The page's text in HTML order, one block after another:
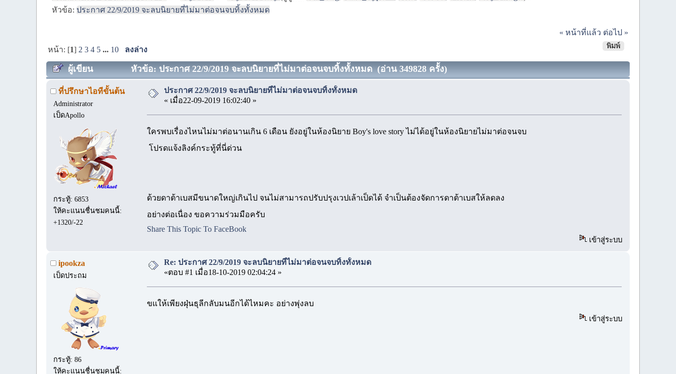
หัวข้อ:ประกาศ 22/9/2019 จะลบนิยายที่ไม่มาต่อจนจบทิ้งทั้งหมด
« หน้าที่แล้ว ต่อไป »
พิมพ์
หน้า: [1] 2 3 4 5 ... 10 ลงล่าง
ผู้เขียน หัวข้อ: ประกาศ 22/9/2019 จะลบนิยายที่ไม่มาต่อจนจบทิ้งทั้งหมด (อ่าน 349828 ครั้ง)
ที่ปรึกษาไอทีขั้นต้น
Administrator
เป็ดApollo
กระทู้: 6853
ให้คะแนนชื่นชมคนนี้:
+1320/-22
ประกาศ 22/9/2019 จะลบนิยายที่ไม่มาต่อจนจบทิ้งทั้งหมด
« เมื่อ22-09-2019 16:02:40 »
ใครพบเรื่องไหนไม่มาต่อนานเกิน 6 เดือน ยังอยู่ในห้องนิยาย Boy's love story ไม่ได้อยู่ในห้องนิยายไม่มาต่อจนจบ
โปรดแจ้งลิงค์กระทู้ที่นี่ด่วน
ด้วยดาต้าเบสมีขนาดใหญ่เกินไป จนไม่สามารถปรับปรุงเวปเล้าเป็ดได้ จำเป็นต้องจัดการดาต้าเบสให้ลดลง
อย่างต่อเนื่อง ขอความร่วมมือครับ
Share This Topic To FaceBook
เข้าสู่ระบบ
ipookza
เป็ดประถม
กระทู้: 86
ให้คะแนนชื่นชมคนนี้:
Re: ประกาศ 22/9/2019 จะลบนิยายที่ไม่มาต่อจนจบทิ้งทั้งหมด
«ตอบ #1 เมื่อ18-10-2019 02:04:24 »
ขแให้เพียงฝุ่นธุลีกลับมนอีกได้ไหมคะ อย่างพุ่งลบ
เข้าสู่ระบบ